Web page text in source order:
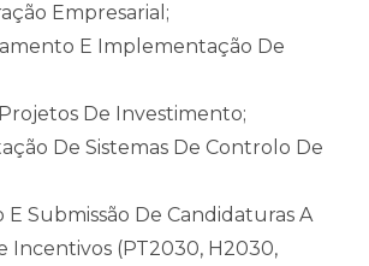
Empresarial;
E Implementação De
De Investimento;
De Sistemas De Controlo De
E Submissão De Candidaturas A
Incentivos (PT2030, H2030,